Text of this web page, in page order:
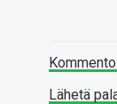
Lähetä